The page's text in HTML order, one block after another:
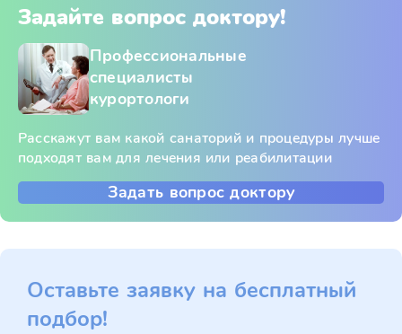
Задайте вопрос доктору!
Профессиональные
специалисты
курортологи
Расскажут вам какой санаторий и процедуры лучше
подходят вам для лечения или реабилитации
Задать вопрос доктору
Оставьте заявку на бесплатный
подбор!